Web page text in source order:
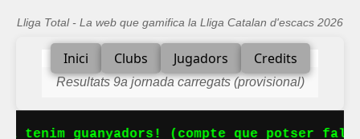
Lliga Total - La web que gamifica la Lliga Catalan d'escacs 2026
Inici Clubs Jugadors Credits
Resultats 9a jornada carregats (provisional)
tenim guanyadors! (compte que potser